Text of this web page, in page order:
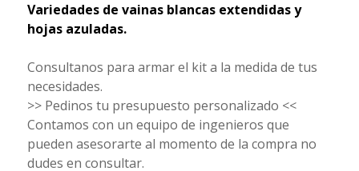
Variedades de vainas blancas extendidas y
hojas azuladas.
Consultanos para armar el kit a la medida de tus
necesidades.
>> Pedinos tu presupuesto personalizado <<
Contamos con un equipo de ingenieros que
pueden asesorarte al momento de la compra no
dudes en consultar.